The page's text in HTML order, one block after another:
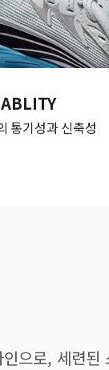
통기성과 신축성
로, 세련된